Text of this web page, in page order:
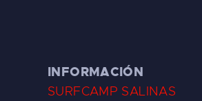
INFORMACIÓN
SURFCAMP SALINAS